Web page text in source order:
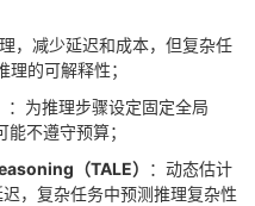
，减少延迟和成本，但复杂任
的可解释性；
：为推理步骤设定固定全局
不遵守预算；
（TALE）
：动态估计
，复杂任务中预测推理复杂性